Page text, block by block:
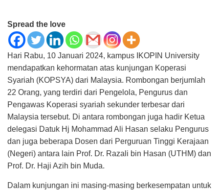
Spread the love
Hari Rabu, 10 Januari 2024, kampus IKOPIN University
mendapatkan kehormatan atas kunjungan Koperasi
Syariah (KOPSYA) dari Malaysia. Rombongan berjumlah
22 Orang, yang terdiri dari Pengelola, Pengurus dan
Pengawas Koperasi syariah sekunder terbesar dari
Malaysia tersebut. Di antara rombongan juga hadir Ketua
delegasi Datuk Hj Mohammad Ali Hasan selaku Pengurus
dan juga beberapa Dosen dari Perguruan Tinggi Kerajaan
(Negeri) antara lain Prof. Dr. Razali bin Hasan (UTHM) dan
Prof. Dr. Haji Azih bin Muda.
Dalam kunjungan ini masing-masing berkesempatan untuk